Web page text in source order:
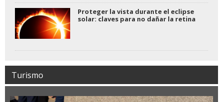
Proteger la vista durante el eclipse
solar: claves para no dañar la retina
Turismo